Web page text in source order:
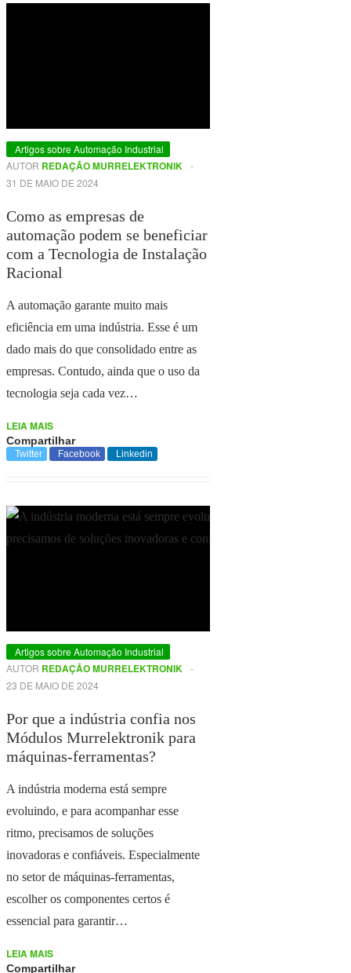
Artigos sobre Automação Industrial
AUTOR REDAÇÃO MURRELEKTRONIK -
31 DE MAIO DE 2024
Como as empresas de
automação podem se beneficiar
com a Tecnologia de Instalação
Racional
A automação garante muito mais
eficiência em uma indústria. Esse é um
dado mais do que consolidado entre as
empresas. Contudo, ainda que o uso da
tecnologia seja cada vez…
LEIA MAIS
Compartilhar
Twitter Facebook Linkedin
Artigos sobre Automação Industrial
AUTOR REDAÇÃO MURRELEKTRONIK -
23 DE MAIO DE 2024
Por que a indústria confia nos
Módulos Murrelektronik para
máquinas-ferramentas?
A indústria moderna está sempre
evoluindo, e para acompanhar esse
ritmo, precisamos de soluções
inovadoras e confiáveis. Especialmente
no setor de máquinas-ferramentas,
escolher os componentes certos é
essencial para garantir…
LEIA MAIS
Compartilhar